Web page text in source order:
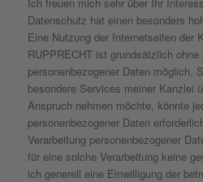
Datenschutz hat einen besonders
Eine Nutzung der Internetseiten der
RUPPRECHT ist grundsätzlich ohne
personenbezogener Daten möglich.
besondere Services meiner Kanzlei
Anspruch nehmen möchte, könnte
personenbezogener Daten
Verarbeitung personenbezogener
für eine solche Verarbeitung keine
ich generell eine Einwilligung der